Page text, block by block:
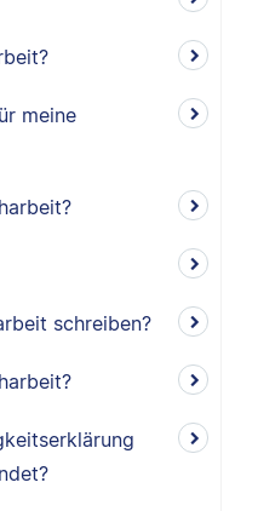
meine
schreiben?